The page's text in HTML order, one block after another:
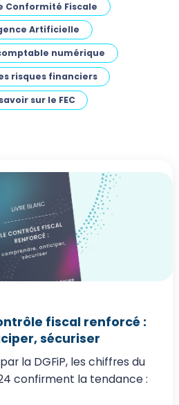
Conformité Fiscale
Artificielle
numérique
risques financiers
sur le FEC
fiscal renforcé :
sécuriser
la DGFiP, les chiffres du
confirment la tendance :